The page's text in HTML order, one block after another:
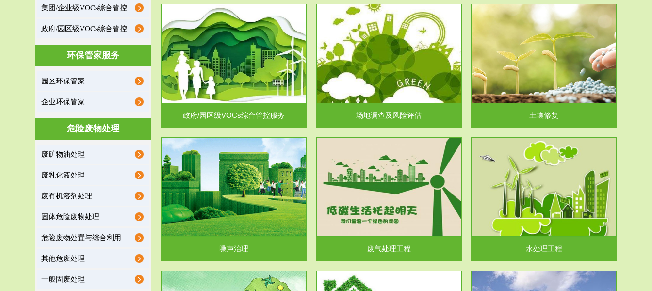
集团/企业级VOCs综合管控
政府/园区级VOCs综合管控
环保管家服务
园区环保管家
企业环保管家
危险废物处理
废矿物油处理
废乳化液处理
废有机溶剂处理
固体危险废物处理
危险废物处置与综合利用
其他危废处理
一般固废处理
政府/园区级VOCs综合管控服务
根据《石化行业挥发性有机物综合整治方案》文
政府/园区级VOCs综合管控服务
服务范围
场地调查及风险评估
受政府或企业委托，对于拟关停搬迁和拟变更土
地利用方式或者土地使...
场地调查及风险评估
服务范围
土壤修复
土壤修复
服务范围
噪声治理
噪声治理
服务范围
废气处理工程
废气处理工程
服务范围
水处理工程
水处理工程